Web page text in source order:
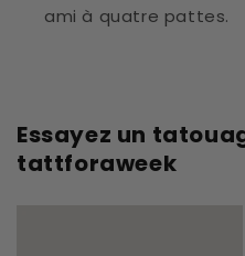
ami à quatre pattes.
Essayez un
tattforaweek